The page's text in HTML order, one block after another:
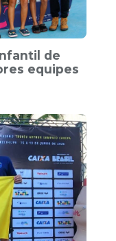
de
equipes